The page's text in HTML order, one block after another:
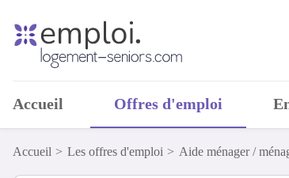
Accueil Offres d'emploi
Accueil Les offres d'emploi Aide ménager /